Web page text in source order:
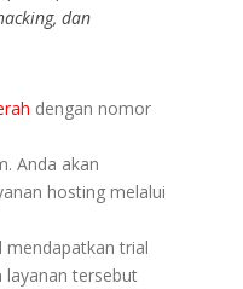
dan
dengan nomor
Anda akan
hosting melalui
mendapatkan trial
layanan tersebut